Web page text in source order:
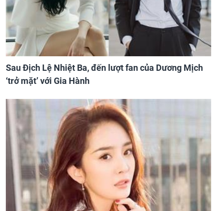
Sau Địch Lệ Nhiệt Ba, đến lượt fan của Dương Mịch
‘trở mặt’ với Gia Hành